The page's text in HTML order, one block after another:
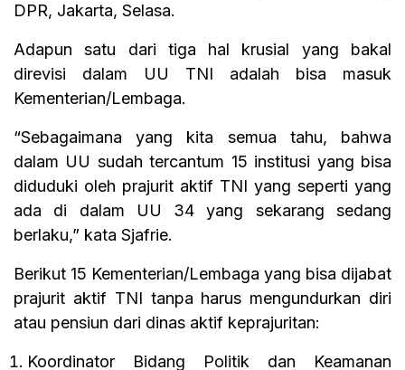
DPR, Jakarta, Selasa.
Adapun satu dari tiga hal krusial yang bakal
direvisi dalam UU TNI adalah bisa masuk
Kementerian/Lembaga.
“Sebagaimana yang kita semua tahu, bahwa
dalam UU sudah tercantum 15 institusi yang bisa
diduduki oleh prajurit aktif TNI yang seperti yang
ada di dalam UU 34 yang sekarang sedang
berlaku,” kata Sjafrie.
Berikut 15 Kementerian/Lembaga yang bisa dijabat
prajurit aktif TNI tanpa harus mengundurkan diri
atau pensiun dari dinas aktif keprajuritan:
Koordinator Bidang Politik dan Keamanan